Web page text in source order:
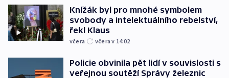
Knížák byl pro mnohé symbolem
svobody a intelektuálního rebelství,
řekl Klaus
včera včera v 14:02
Policie obvinila pět lidí v souvislosti s
veřejnou soutěží Správy železnic